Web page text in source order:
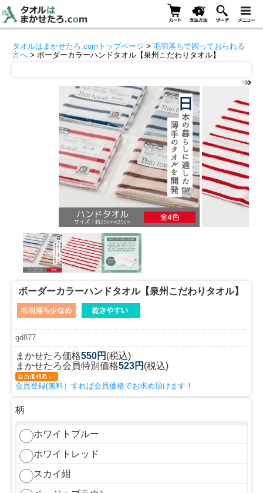
タオルはまかせたろ.comトップページ > 毛羽落ちで困っておられる
方へ > ボーダーカラーハンドタオル【泉州こだわりタオル】
ボーダーカラーハンドタオル【泉州こだわりタオル】
gd877
まかせたろ価格550円 (税込)
まかせたろ会員特別価格523円 (税込)
会員登録(無料）すれば会員価格でお求め頂けます！
柄
ホワイトブルー
ホワイトレッド
スカイ紺